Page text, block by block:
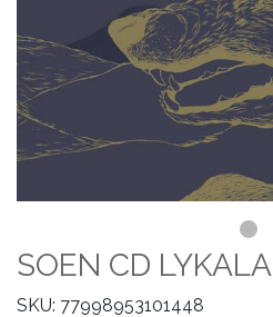
SOEN CD LYKALA
SKU: 77998953101448